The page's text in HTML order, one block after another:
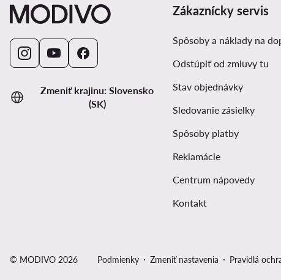
Zmeniť krajinu: Slovensko
(SK)
Zákaznícky servis
Spôsoby a náklady na
Odstúpiť od zmluvy tu
Stav objednávky
Sledovanie zásielky
Spôsoby platby
Reklamácie
Centrum nápovedy
Kontakt
© MODIVO 2026 Podmienky Zmeniť nastavenia Pravidlá